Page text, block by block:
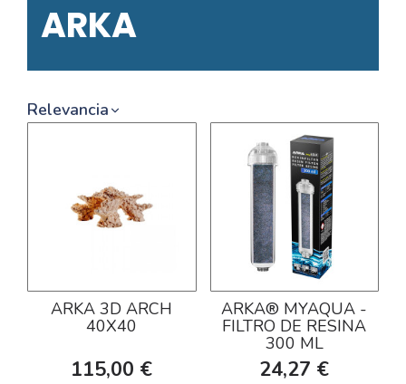
ARKA
Relevancia
ARKA 3D ARCH
40X40
115,00 €
ARKA® MYAQUA -
FILTRO DE RESINA
300 ML
24,27 €